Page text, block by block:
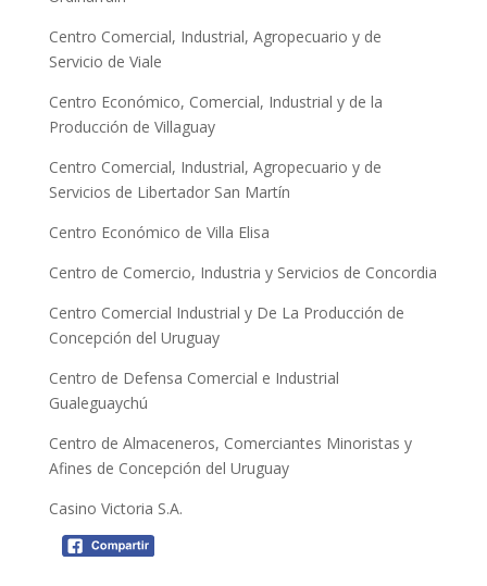
Centro Comercial, Industrial, Agropecuario y de
Servicio de Viale
Centro Económico, Comercial, Industrial y de la
Producción de Villaguay
Centro Comercial, Industrial, Agropecuario y de
Servicios de Libertador San Martín
Centro Económico de Villa Elisa
Centro de Comercio, Industria y Servicios de Concordia
Centro Comercial Industrial y De La Producción de
Concepción del Uruguay
Centro de Defensa Comercial e Industrial
Gualeguaychú
Centro de Almaceneros, Comerciantes Minoristas y
Afines de Concepción del Uruguay
Casino Victoria S.A.